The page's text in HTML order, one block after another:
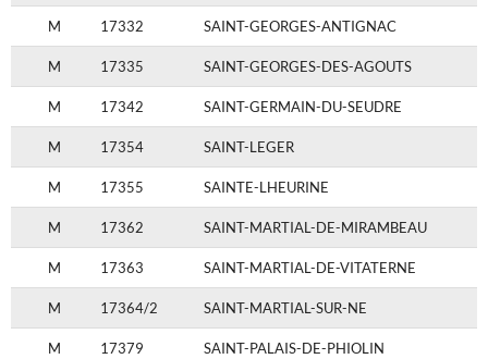
M 17332 SAINT-GEORGES-ANTIGNAC
M 17335 SAINT-GEORGES-DES-AGOUTS
M 17342 SAINT-GERMAIN-DU-SEUDRE
M 17354 SAINT-LEGER
M 17355 SAINTE-LHEURINE
M 17362 SAINT-MARTIAL-DE-MIRAMBEAU
M 17363 SAINT-MARTIAL-DE-VITATERNE
M 17364/2 SAINT-MARTIAL-SUR-NE
M 17379 SAINT-PALAIS-DE-PHIOLIN